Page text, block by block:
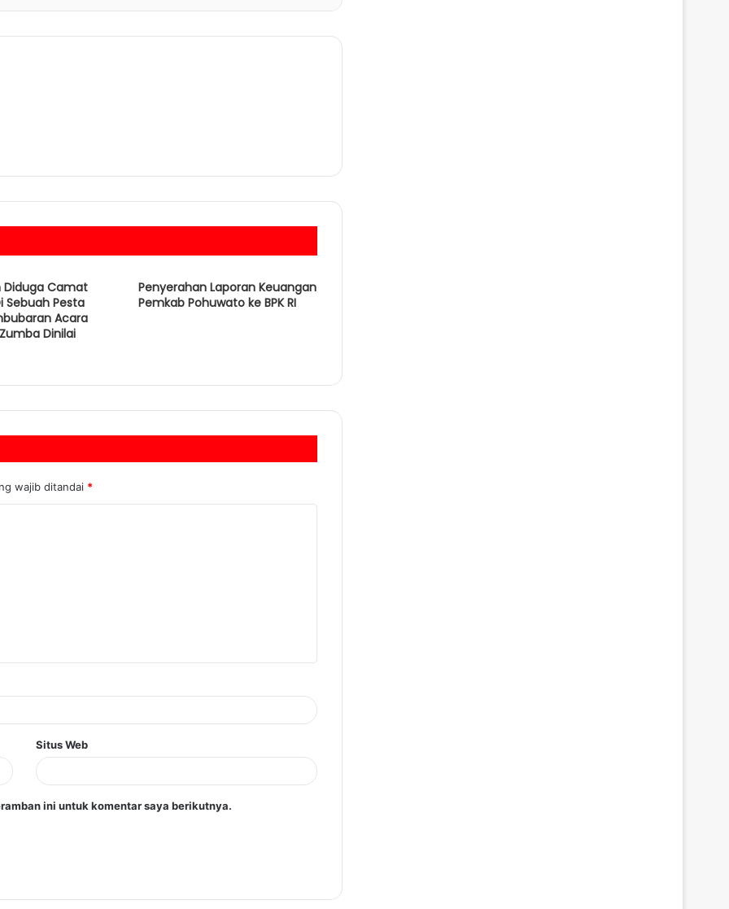
Diduga Camat
Sebuah Pesta
Acara
Dinilai
Penyerahan Laporan Keuangan
Pemkab Pohuwato ke BPK RI
wajib ditandai *
Situs Web
ini untuk komentar saya berikutnya.